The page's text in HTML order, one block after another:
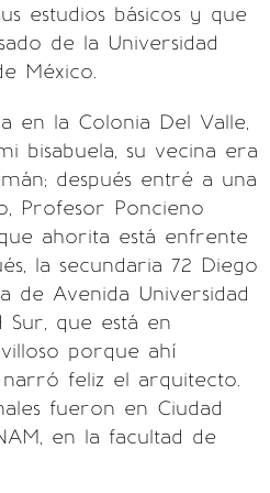
estudios básicos y que
de la Universidad
México.
en la Colonia Del Valle,
bisabuela, su vecina era
después entré a una
Profesor Poncieno
ahorita está enfrente
la secundaria 72 Diego
de Avenida Universidad
que está en
porque ahí
feliz el arquitecto.
fueron en Ciudad
en la facultad de